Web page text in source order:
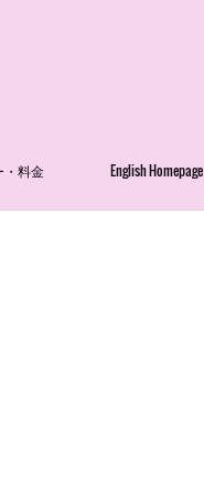
・料金 English Homepage